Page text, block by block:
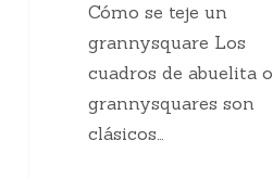
Cómo se teje un
grannysquare Los
cuadros de abuelita o
grannysquares son
clásicos…